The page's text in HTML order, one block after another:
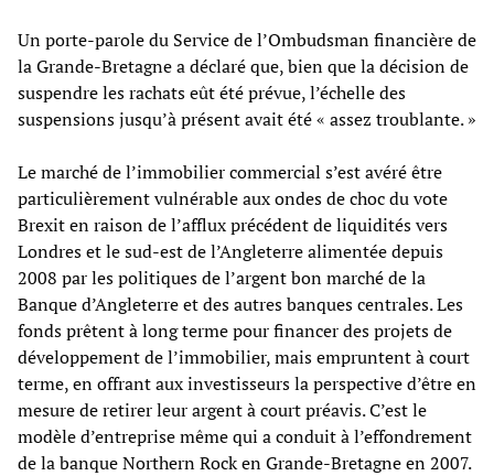
Un porte-parole du Service de l’Ombudsman financière de
la Grande-Bretagne a déclaré que, bien que la décision de
suspendre les rachats eût été prévue, l’échelle des
suspensions jusqu’à présent avait été « assez troublante. »
Le marché de l’immobilier commercial s’est avéré être
particulièrement vulnérable aux ondes de choc du vote
Brexit en raison de l’afflux précédent de liquidités vers
Londres et le sud-est de l’Angleterre alimentée depuis
2008 par les politiques de l’argent bon marché de la
Banque d’Angleterre et des autres banques centrales. Les
fonds prêtent à long terme pour financer des projets de
développement de l’immobilier, mais empruntent à court
terme, en offrant aux investisseurs la perspective d’être en
mesure de retirer leur argent à court préavis. C’est le
modèle d’entreprise même qui a conduit à l’effondrement
de la banque Northern Rock en Grande-Bretagne en 2007.